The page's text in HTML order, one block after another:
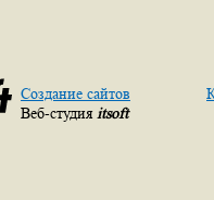
Создание сайтов
Веб-студия itsoft